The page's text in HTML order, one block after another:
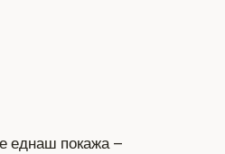
еднаш покажа –